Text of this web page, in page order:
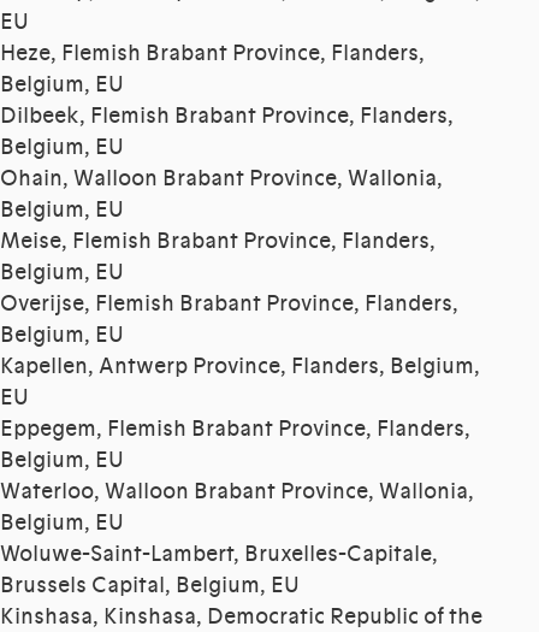
EU
Heze, Flemish Brabant Province, Flanders,
Belgium, EU
Dilbeek, Flemish Brabant Province, Flanders,
Belgium, EU
Ohain, Walloon Brabant Province, Wallonia,
Belgium, EU
Meise, Flemish Brabant Province, Flanders,
Belgium, EU
Overijse, Flemish Brabant Province, Flanders,
Belgium, EU
Kapellen, Antwerp Province, Flanders, Belgium,
EU
Eppegem, Flemish Brabant Province, Flanders,
Belgium, EU
Waterloo, Walloon Brabant Province, Wallonia,
Belgium, EU
Woluwe-Saint-Lambert, Bruxelles-Capitale,
Brussels Capital, Belgium, EU
Kinshasa, Kinshasa, Democratic Republic of the